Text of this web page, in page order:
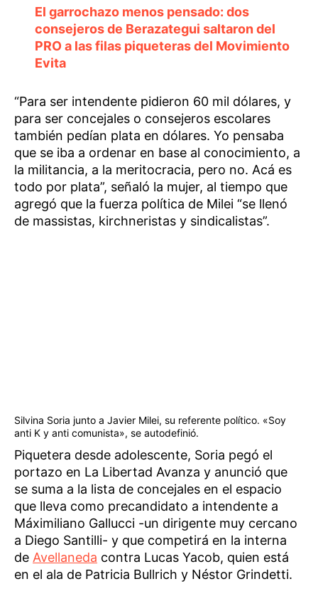
El garrochazo menos pensado: dos
consejeros de Berazategui saltaron del
PRO a las filas piqueteras del Movimiento
Evita
“Para ser intendente pidieron 60 mil dólares, y
para ser concejales o consejeros escolares
también pedían plata en dólares. Yo pensaba
que se iba a ordenar en base al conocimiento, a
la militancia, a la meritocracia, pero no. Acá es
todo por plata”, señaló la mujer, al tiempo que
agregó que la fuerza política de Milei “se llenó
de massistas, kirchneristas y sindicalistas”.
Silvina Soria junto a Javier Milei, su referente político. «Soy
anti K y anti comunista», se autodefinió.
Piquetera desde adolescente, Soria pegó el
portazo en La Libertad Avanza y anunció que
se suma a la lista de concejales en el espacio
que lleva como precandidato a intendente a
Máximiliano Gallucci -un dirigente muy cercano
a Diego Santilli- y que competirá en la interna
de Avellaneda contra Lucas Yacob, quien está
en el ala de Patricia Bullrich y Néstor Grindetti.